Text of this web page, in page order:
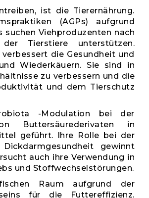
ist die Tierernährung.
(AGPs) aufgrund
suchen Viehproduzenten nach
Tierstiere unterstützen.
die Gesundheit und
Wiederkäuern. Sie sind in
zu verbessern und die
und dem Tierschutz
-Modulation bei der
Buttersäurederivaten in
geführt. Ihre Rolle bei der
gewinnt
auch ihre Verwendung in
und Stoffwechselstörungen.
Raum aufgrund der
für die Futtereffizienz.